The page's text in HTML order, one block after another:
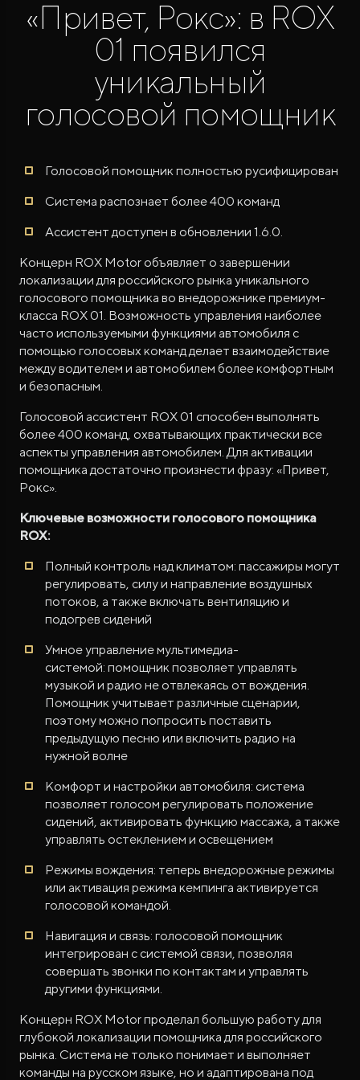
от 9 300 000 ₽*
«Привет, Рокс»: в ROX
01 появился
уникальный
голосовой помощник
Голосовой помощник полностью русифицирован
Система распознает более 400 команд
Ассистент доступен в обновлении 1.6.0.
Концерн ROX Motor объявляет о завершении
локализации для российского рынка уникального
голосового помощника во внедорожнике премиум-
класса ROX 01. Возможность управления наиболее
часто используемыми функциями автомобиля с
помощью голосовых команд делает взаимодействие
между водителем и автомобилем более комфортным
и безопасным.
Голосовой ассистент ROX 01 способен выполнять
более 400 команд, охватывающих практически все
аспекты управления автомобилем. Для активации
помощника достаточно произнести фразу: «Привет,
Рокс».
Ключевые возможности голосового помощника
ROX:
Полный контроль над климатом: пассажиры могут
регулировать, силу и направление воздушных
потоков, а также включать вентиляцию и
подогрев сидений
Умное управление мультимедиа-
системой: помощник позволяет управлять
музыкой и радио не отвлекаясь от вождения.
Помощник учитывает различные сценарии,
поэтому можно попросить поставить
предыдущую песню или включить радио на
нужной волне
Комфорт и настройки автомобиля: система
позволяет голосом регулировать положение
сидений, активировать функцию массажа, а также
управлять остеклением и освещением
Режимы вождения: теперь внедорожные режимы
или активация режима кемпинга активируется
голосовой командой.
Навигация и связь: голосовой помощник
интегрирован с системой связи, позволяя
совершать звонки по контактам и управлять
другими функциями.
Концерн ROX Motor проделал большую работу для
глубокой локализации помощника для российского
рынка. Система не только понимает и выполняет
команды на русском языке, но и адаптирована под